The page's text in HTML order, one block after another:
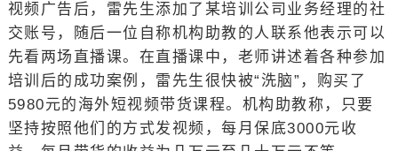
视频广告后，雷先生添加了某培训公司业务经理的社
交账号，随后一位自称机构助教的人联系他表示可以
先看两场直播课。在直播课中，老师讲述着各种参加
培训后的成功案例，雷先生很快被“洗脑”，购买了
5980元的海外短视频带货课程。机构助教称，只要
坚持按照他们的方式发视频，每月保底3000元收